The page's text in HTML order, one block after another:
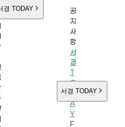
경 TODAY
공
지
사
항
서
경
T
O
D
A
Y
F
서경 TODAY